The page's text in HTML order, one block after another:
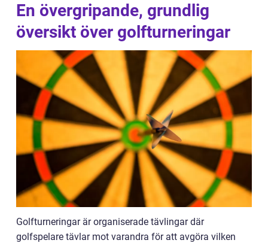
En övergripande, grundlig
översikt över golfturneringar
Golfturneringar är organiserade tävlingar där
golfspelare tävlar mot varandra för att avgöra vilken